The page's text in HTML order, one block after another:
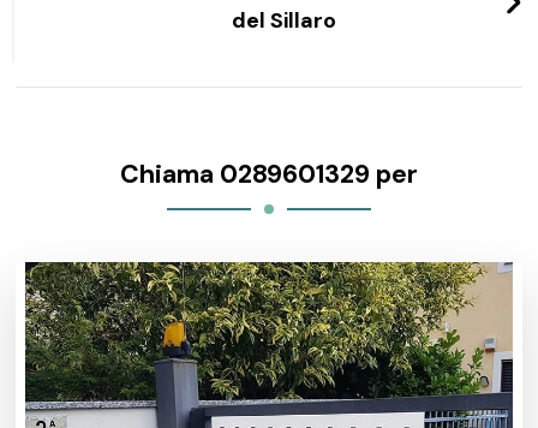
del Sillaro
Chiama 0289601329 per